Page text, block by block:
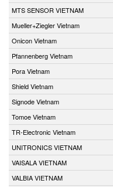
MTS SENSOR VIETNAM
Mueller+Ziegler Vietnam
Onicon Vietnam
Pfannenberg Vietnam
Pora Vietnam
Shield Vietnam
Signode Vietnam
Tomoe Vietnam
TR-Electronic Vietnam
UNITRONICS VIETNAM
VAISALA VIETNAM
VALBIA VIETNAM